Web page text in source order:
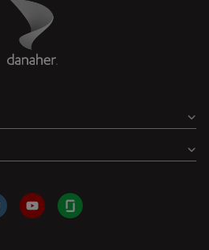
Danaher Logo
YouTubeGlassdoor